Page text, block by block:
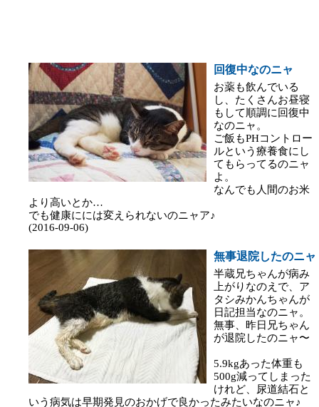
回復中なのニャ
お薬も飲んでいる
し、たくさんお昼寝
もして順調に回復中
なのニャ。
ご飯もPHコントロー
ルという療養食にし
てもらってるのニャ
よ。
なんでも人間のお米
より高いとか…
でも健康にには変えられないのニャア♪
(2016-09-06)
無事退院したのニャ
半蔵兄ちゃんが病み
上がりなのえで、ア
タシみかんちゃんが
日記担当なのニャ。
無事、昨日兄ちゃん
が退院したのニャ〜
5.9kgあった体重も
500g減ってしまった
けれど、尿道結石と
いう病気は早期発見のおかげで良かったみたいなのニャ♪